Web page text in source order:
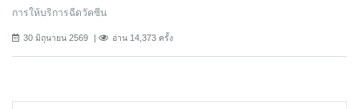
การให้บริการฉีดวัคซีน
30 มิถุนายน 2569 อ่าน 14,373 ครั้ง